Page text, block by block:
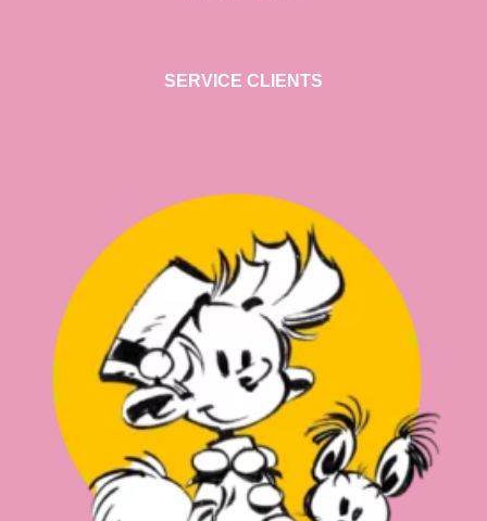
SERVICE CLIENTS